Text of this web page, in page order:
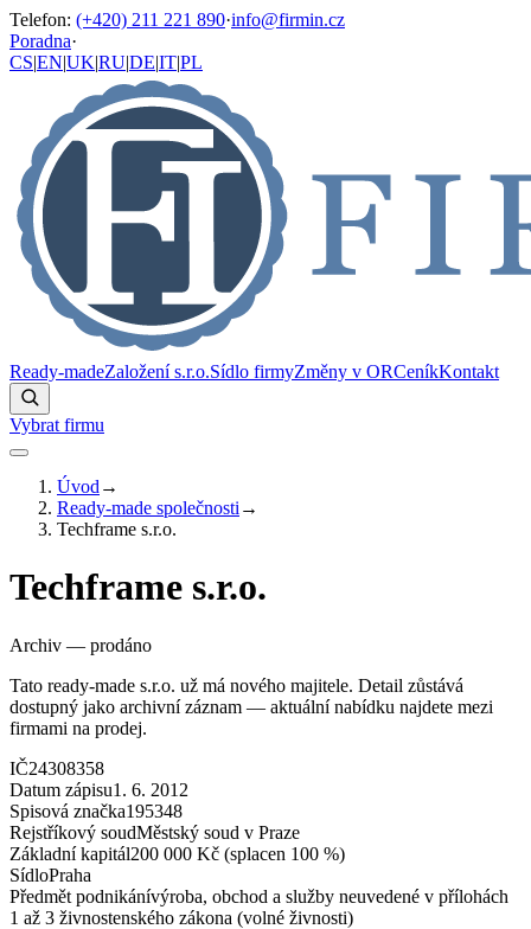
Telefon: (+420) 211 221 890·info@firmin.cz
Poradna·
CS|EN|UK|RU|DE|IT|PL
Ready-madeZaložení s.r.o.Sídlo firmyZměny v ORCeníkKontakt
Vybrat firmu
Úvod →
Ready-made společnosti →
Techframe s.r.o.
Techframe s.r.o.
Archiv — prodáno
Tato ready-made s.r.o. už má nového majitele. Detail zůstává
dostupný jako archivní záznam — aktuální nabídku najdete mezi
firmami na prodej.
IČ24308358
Datum zápisu1. 6. 2012
Spisová značka195348
Rejstříkový soudMěstský soud v Praze
Základní kapitál200 000 Kč (splacen 100 %)
SídloPraha
Předmět podnikánívýroba, obchod a služby neuvedené v přílohách
1 až 3 živnostenského zákona (volné živnosti)